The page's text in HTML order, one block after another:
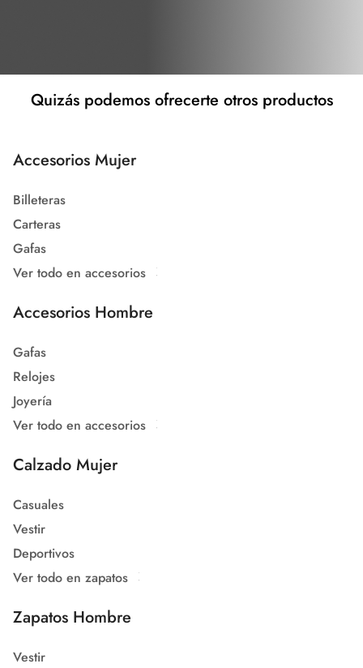
Quizás podemos ofrecerte otros productos
Accesorios Mujer
Billeteras
Carteras
Gafas
Ver todo en accesorios
Accesorios Hombre
Gafas
Relojes
Joyería
Ver todo en accesorios
Calzado Mujer
Casuales
Vestir
Deportivos
Ver todo en zapatos
Zapatos Hombre
Vestir